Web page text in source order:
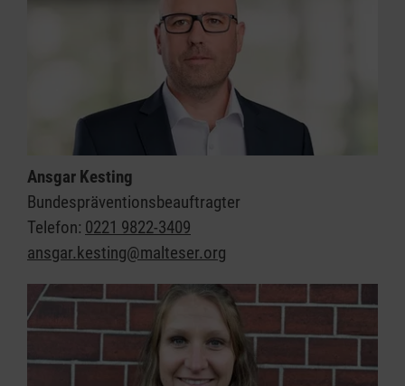
Ansgar Kesting
Bundespräventionsbeauftragter
Telefon: 0221 9822-3409
ansgar.kesting@malteser.org